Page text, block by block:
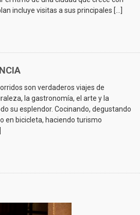
incluye visitas a sus principales […]
son verdaderos viajes de
la gastronomía, el arte y la
su esplendor. Cocinando, degustando
en bicicleta, haciendo turismo